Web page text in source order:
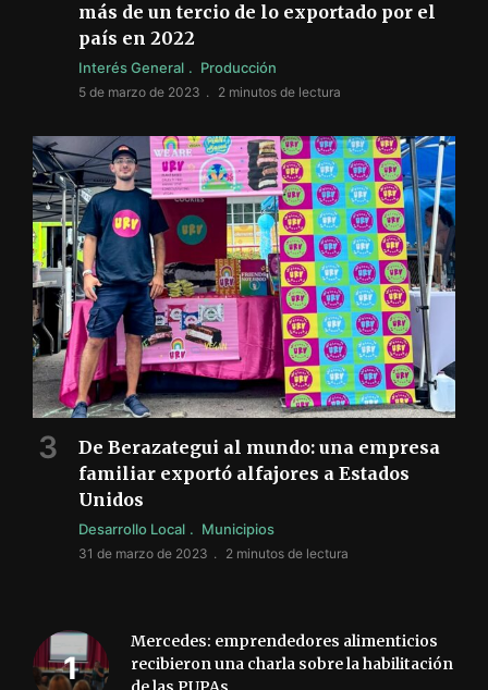
más de un tercio de lo exportado por el
país en 2022
Interés General Producción
5 de marzo de 2023 2 minutos de lectura
De Berazategui al mundo: una empresa
familiar exportó alfajores a Estados
Unidos
Desarrollo Local Municipios
31 de marzo de 2023 2 minutos de lectura
Mercedes: emprendedores alimenticios
recibieron una charla sobre la habilitación